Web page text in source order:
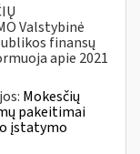
Valstybinė
finansų
apie 2021
Mokesčių
pakeitimai
įstatymo